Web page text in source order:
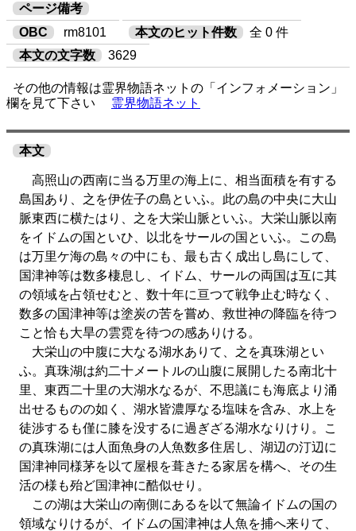
ページ備考
OBC
rm8101 本文のヒット件数
全 0 件
本文の文字数
3629
その他の情報は霊界物語ネットの「インフォメーション」
欄を見て下さい
霊界物語ネット
本文
高照山の西南に当る万里の海上に、相当面積を有する
島国あり、之を伊佐子の島といふ。此の島の中央に大山
脈東西に横たはり、之を大栄山脈といふ。大栄山脈以南
をイドムの国といひ、以北をサールの国といふ。この島
は万里ケ海の島々の中にも、最も古く成出し島にして、
国津神等は数多棲息し、イドム、サールの両国は互に其
の領域を占領せむと、数十年に亘つて戦争止む時なく、
数多の国津神等は塗炭の苦を嘗め、救世神の降臨を待つ
こと恰も大旱の雲霓を待つの感ありける。
大栄山の中腹に大なる湖水ありて、之を真珠湖とい
ふ。真珠湖は約二十メートルの山腹に展開したる南北十
里、東西二十里の大湖水なるが、不思議にも海底より涌
出せるものの如く、湖水皆濃厚なる塩味を含み、水上を
徒渉するも僅に膝を没するに過ぎざる湖水なりけり。こ
の真珠湖には人面魚身の人魚数多住居し、湖辺の汀辺に
国津神同様茅を以て屋根を葺きたる家居を構へ、その生
活の様も殆ど国津神に酷似せり。
この湖は大栄山の南側にあるを以て無論イドムの国の
領域なりけるが、イドムの国津神は人魚を捕へ来りて、